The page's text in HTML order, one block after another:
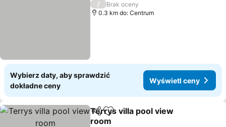
/
Brak oceny
0.3 km do: Centrum
Wybierz daty, aby sprawdzić
dokładne ceny
Wyświetl ceny
Udostępnij
Dodaj do ulubionych
Terrys villa pool view
room